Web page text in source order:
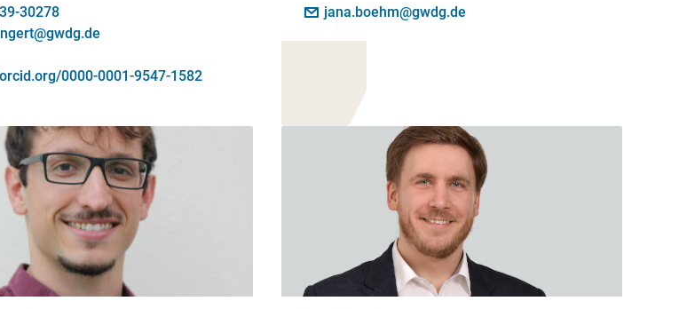
30278
0000-0001-9547-1582
Kontakt:
E-Mail:
jana.boehm@gwdg.de